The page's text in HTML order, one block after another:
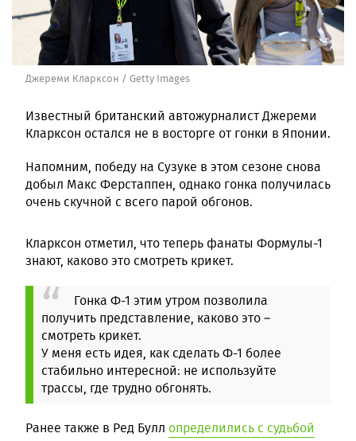
Джереми Кларксон / Getty Images
Известный британский автожурналист Джереми
Кларксон остался не в восторге от гонки в Японии.
Напомним, победу на Сузуке в этом сезоне снова
добыл Макс Ферстаппен, однако гонка получилась
очень скучной с всего парой обгонов.
Кларксон отметил, что теперь фанаты Формулы-1
знают, каково это смотреть крикет.
Гонка Ф-1 этим утром позволила
получить представление, каково это –
смотреть крикет.
У меня есть идея, как сделать Ф-1 более
стабильно интересной: не используйте
трассы, где трудно обгонять.
Ранее также в Ред Булл определились с судьбой